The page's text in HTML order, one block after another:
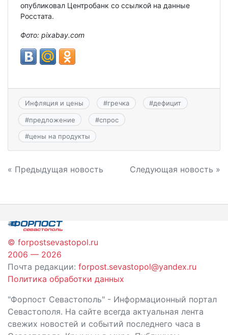
опубликовал Центробанк со ссылкой на данные
Росстата.
Фото: pixabay.com
Инфляция и цены #гречка #дефицит
#предложение #спрос
#цены на продукты
Навигация
записям
« Предыдущая новость Следующая новость »
© forpostsevastopol.ru
2006 — 2026
Почта редакции: forpost.sevastopol@yandex.ru
Политика обработки данных
"Форпост Севастополь" - Информационный портал
Севастополя. На сайте всегда актуальная лента
свежих новостей и событий последнего часа в